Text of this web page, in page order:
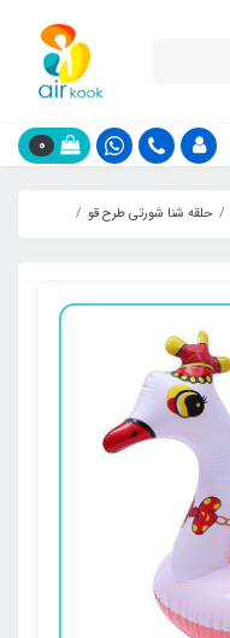
0
حلقه شنا شورتی طرح قو